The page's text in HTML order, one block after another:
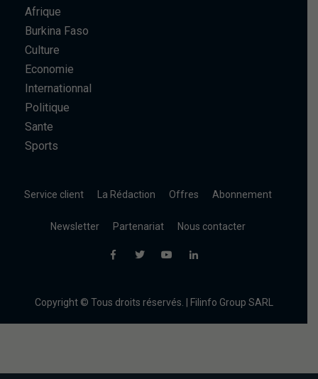
Afrique
Burkina Faso
Culture
Economie
Internationnal
Politique
Sante
Sports
Service client La Rédaction Offres Abonnement
Newsletter Partenariat Nous contacter
Copyright © Tous droits réservés. | Filinfo Group SARL